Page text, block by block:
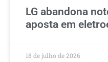
LG abandona
aposta em
18 de julho de 2026